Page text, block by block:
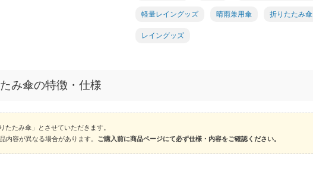
軽量レイングッズ 晴雨兼用傘 折りたたみ傘
レイングッズ
み傘の特徴・仕様
たみ傘」とさせていただきます。
内容が異なる場合があります。 ご購入前に商品ページにて必ず仕様・内容をご確認ください。